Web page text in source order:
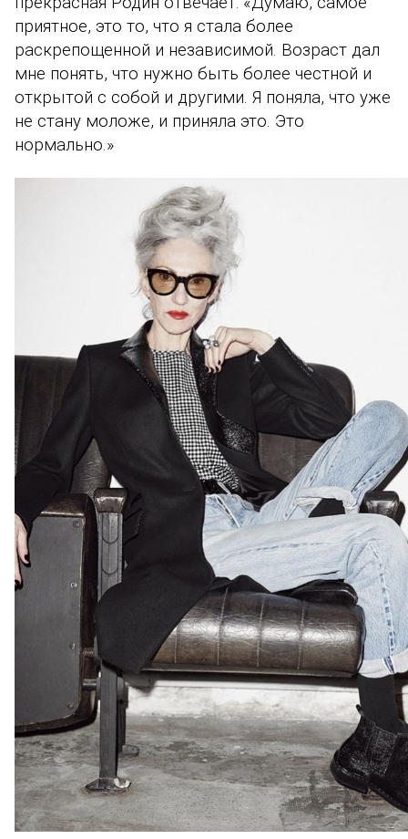
приятное, это то, что я стала более
раскрепощенной и независимой. Возраст дал
мне понять, что нужно быть более честной и
открытой с собой и другими. Я поняла, что уже
не стану моложе, и приняла это. Это
нормально.»